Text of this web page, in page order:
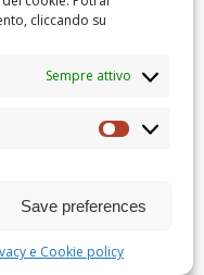
cliccando su
Sempre attivo
Statistics
Save preferences
e Cookie policy